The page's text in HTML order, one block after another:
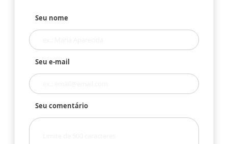
Seu nome
Seu e-mail
Seu comentário